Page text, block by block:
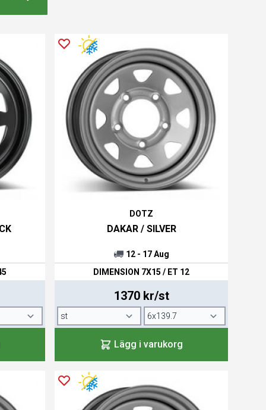
DOTZ
DAKAR / SILVER
12 - 17 Aug
DIMENSION 7X15 / ET 12
1370 kr/st
Lägg i varukorg